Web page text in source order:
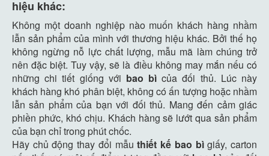
hiệu khác:
Không một doanh nghiệp nào muốn khách hàng nhầm
lẫn sản phẩm của mình với thương hiệu khác. Bởi thế họ
không ngừng nỗ lực chất lượng, mẫu mã làm chúng trở
nên đặc biệt. Tuy vậy, sẽ là điều không may mắn nếu có
những chi tiết giống với bao bì của đối thủ. Lúc này
khách hàng khó phân biệt, không có ấn tượng hoặc nhầm
lẫn sản phẩm của bạn với đối thủ. Mang đến cảm giác
phiền phức, khó chịu. Khách hàng sẽ lướt qua sản phẩm
của bạn chỉ trong phút chốc.
Hãy chủ động thay đổi mẫuthiết kế bao bìgiấy, carton